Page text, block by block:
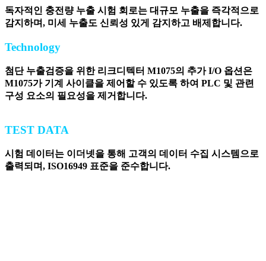
독자적인 충전량 누출 시험 회로는 대규모 누출을 즉각적으로
감지하며, 미세 누출도 신뢰성 있게 감지하고 배제합니다.
Technology
첨단 누출검증을 위한 리크디텍터 M1075의 추가 I/O 옵션은
M1075가 기계 사이클을 제어할 수 있도록 하여 PLC 및 관련
구성 요소의 필요성을 제거합니다.
TEST DATA
시험 데이터는 이더넷을 통해 고객의 데이터 수집 시스템으로
출력되며, ISO16949 표준을 준수합니다.